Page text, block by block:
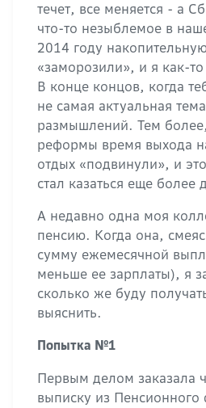
течет, все меняется - а
что-то незыблемое в
2014 году
«заморозили», и я как-
В конце концов, когда
не самая актуальная
размышлений. Тем более,
реформы время выхода
отдых «подвинули», и
стал казаться еще более
А недавно одна моя
пенсию. Когда она,
сумму ежемесячной
меньше ее зарплаты), я
сколько же буду
выяснить.
Попытка №1
Первым делом заказала
выписку из